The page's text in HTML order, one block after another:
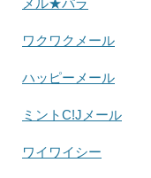
メル★パラ
ワクワクメール
ハッピーメール
ミントC!Jメール
ワイワイシー